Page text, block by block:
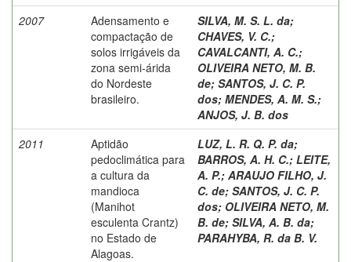
2007
Adensamento e
compactação de
solos irrigáveis da
zona semi-árida
do Nordeste
brasileiro.
SILVA, M. S. L. da;
CHAVES, V. C.;
CAVALCANTI, A. C.;
OLIVEIRA NETO, M. B.
de; SANTOS, J. C. P.
dos; MENDES, A. M. S.;
ANJOS, J. B. dos
2011
Aptidão
pedoclimática para
a cultura da
mandioca
(Manihot
esculenta Crantz)
no Estado de
Alagoas.
LUZ, L. R. Q. P. da;
BARROS, A. H. C.; LEITE,
A. P.; ARAUJO FILHO, J.
C. de; SANTOS, J. C. P.
dos; OLIVEIRA NETO, M.
B. de; SILVA, A. B. da;
PARAHYBA, R. da B. V.